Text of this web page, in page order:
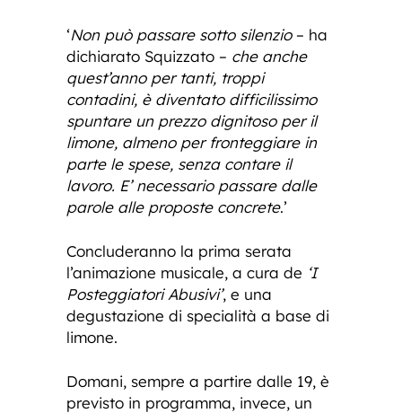
‘Non può passare sotto silenzio– ha
dichiarato Squizzato – che anche
quest’anno per tanti, troppi
contadini, è diventato difficilissimo
spuntare un prezzo dignitoso per il
limone, almeno per fronteggiare in
parte le spese, senza contare il
lavoro. E’ necessario passare dalle
parole alle proposte concrete.’
Concluderanno la prima serata
l’animazione musicale, a cura de ‘I
Posteggiatori Abusivi’, e una
degustazione di specialità a base di
limone.
Domani, sempre a partire dalle 19, è
previsto in programma, invece, un